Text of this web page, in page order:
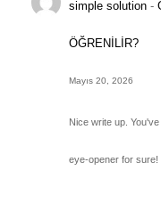
simple solution -
ÖĞRENİLİR?
Mayıs 20, 2026
Nice write up.
eye-opener for sure!